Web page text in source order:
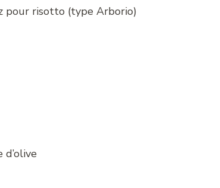
pour risotto (type Arborio)
d’olive